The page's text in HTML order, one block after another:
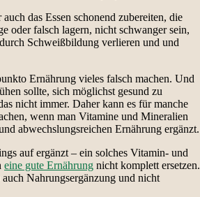
das Essen schonend zubereiten, die
oder falsch lagern, nicht schwanger sein,
Schweißbildung verlieren und und
Ernährung vieles falsch machen. Und
sollte, sich möglichst gesund zu
nicht immer. Daher kann es für manche
wenn man Vitamine und Mineralien
abwechslungsreichen Ernährung ergänzt.
auf ergänzt – ein solches Vitamin- und
eine gute Ernährung nicht komplett ersetzen.
Nahrungsergänzung und nicht